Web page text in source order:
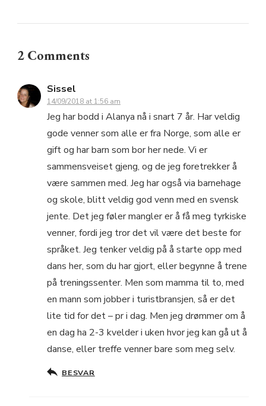
2 Comments
Sissel
14/09/2018 at 1:56 am
Jeg har bodd i Alanya nå i snart 7 år. Har veldig
gode venner som alle er fra Norge, som alle er
gift og har barn som bor her nede. Vi er
sammensveiset gjeng, og de jeg foretrekker å
være sammen med. Jeg har også via barnehage
og skole, blitt veldig god venn med en svensk
jente. Det jeg føler mangler er å få meg tyrkiske
venner, fordi jeg tror det vil være det beste for
språket. Jeg tenker veldig på å starte opp med
dans her, som du har gjort, eller begynne å trene
på treningssenter. Men som mamma til to, med
en mann som jobber i turistbransjen, så er det
lite tid for det – pr i dag. Men jeg drømmer om å
en dag ha 2-3 kvelder i uken hvor jeg kan gå ut å
danse, eller treffe venner bare som meg selv.
BESVAR